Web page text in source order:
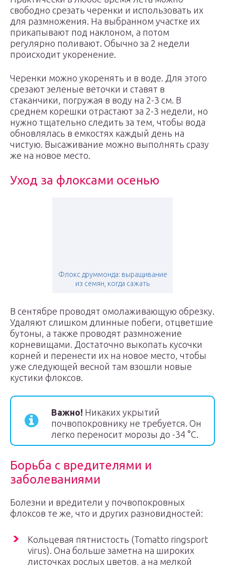
свободно срезать черенки и использовать их
для размножения. На выбранном участке их
прикапывают под наклоном, а потом
регулярно поливают. Обычно за 2 недели
происходит укоренение.
Черенки можно укоренять и в воде. Для этого
срезают зеленые веточки и ставят в
стаканчики, погружая в воду на 2-3 см. В
среднем корешки отрастают за 2-3 недели, но
нужно тщательно следить за тем, чтобы вода
обновлялась в емкостях каждый день на
чистую. Высаживание можно выполнять сразу
же на новое место.
Уход за флоксами осенью
Флокс друммонда: выращивание
из семян, когда сажать
В сентябре проводят омолаживающую обрезку.
Удаляют слишком длинные побеги, отцветшие
бутоны, а также проводят размножение
корневищами. Достаточно выкопать кусочки
корней и перенести их на новое место, чтобы
уже следующей весной там взошли новые
кустики флоксов.
Важно! Никаких укрытий
почвопокровнику не требуется. Он
легко переносит морозы до -34 °С.
Борьба с вредителями и
заболеваниями
Болезни и вредители у почвопокровных
флоксов те же, что и других разновидностей:
Кольцевая пятнистость (Tomatto ringsport
virus). Она больше заметна на широких
листочках рослых цветов, а на мелкой